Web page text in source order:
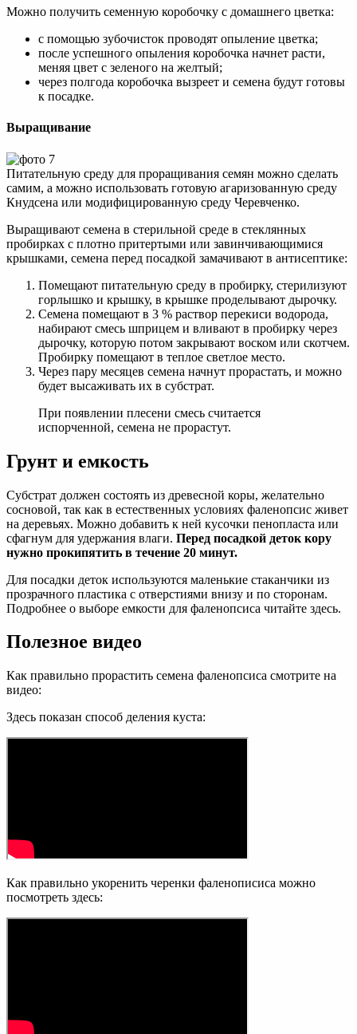
Можно получить семенную коробочку с домашнего цветка:
с помощью зубочисток проводят опыление цветка;
после успешного опыления коробочка начнет расти,
меняя цвет с зеленого на желтый;
через полгода коробочка вызреет и семена будут готовы
к посадке.
Выращивание
Питательную среду для проращивания семян можно сделать
самим, а можно использовать готовую агаризованную среду
Кнудсена или модифицированную среду Черевченко.
Выращивают семена в стерильной среде в стеклянных
пробирках с плотно притертыми или завинчивающимися
крышками, семена перед посадкой замачивают в антисептике:
Помещают питательную среду в пробирку, стерилизуют
горлышко и крышку, в крышке проделывают дырочку.
Семена помещают в 3 % раствор перекиси водорода,
набирают смесь шприцем и вливают в пробирку через
дырочку, которую потом закрывают воском или скотчем.
Пробирку помещают в теплое светлое место.
Через пару месяцев семена начнут прорастать, и можно
будет высаживать их в субстрат.
При появлении плесени смесь считается
испорченной, семена не прорастут.
Грунт и емкость
Субстрат должен состоять из древесной коры, желательно
сосновой, так как в естественных условиях фаленопсис живет
на деревьях. Можно добавить к ней кусочки пенопласта или
сфагнум для удержания влаги. Перед посадкой деток кору
нужно прокипятить в течение 20 минут.
Для посадки деток используются маленькие стаканчики из
прозрачного пластика с отверстиями внизу и по сторонам.
Подробнее о выборе емкости для фаленопсиса читайте здесь.
Полезное видео
Как правильно прорастить семена фаленопсиса смотрите на
видео:
Здесь показан способ деления куста:
Как правильно укоренить черенки фаленописиса можно
посмотреть здесь: